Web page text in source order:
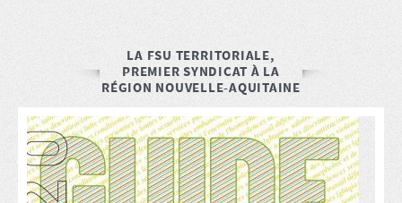
LA FSU TERRITORIALE,
PREMIER SYNDICAT À LA
RÉGION NOUVELLE-AQUITAINE